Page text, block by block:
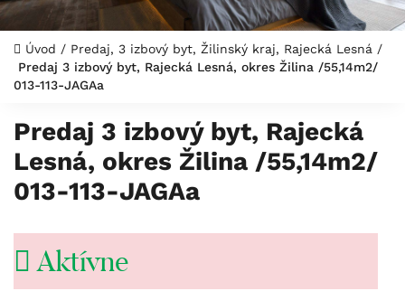
Úvod / Predaj, 3 izbový byt, Žilinský kraj, Rajecká Lesná /
Predaj 3 izbový byt, Rajecká Lesná, okres Žilina /55,14m2/
013-113-JAGAa
Predaj 3 izbový byt, Rajecká
Lesná, okres Žilina /55,14m2/
013-113-JAGAa
Aktívne